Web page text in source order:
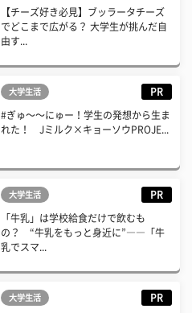
【チーズ好き必見】ブッラータチーズ
でどこまで広がる？ 大学生が挑んだ自
由す...
大学生活 PR
#ぎゅ〜〜にゅー！学生の発想から生ま
れた！ Jミルク×キョーソウPROJE...
大学生活 PR
「牛乳」は学校給食だけで飲むも
の？ “牛乳をもっと身近に”――「牛
乳でスマ...
大学生活 PR